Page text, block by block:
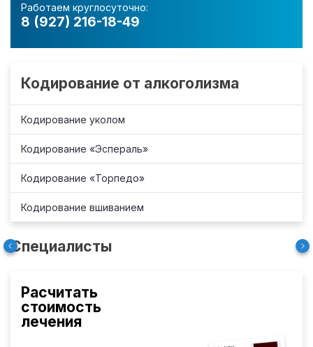
Работаем круглосуточно:
8 (927) 216-18-49
Кодирование от алкоголизма
Кодирование уколом
Кодирование «Эспераль»
Кодирование «Торпедо»
Кодирование вшиванием
Специалисты
Расчитать
стоимость
лечения